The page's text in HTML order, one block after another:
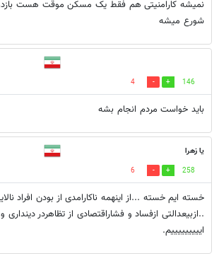
نمیشه کارامنیتی هم فقط یک مسکن موقت هست
شورع میشه
146
4
باید خواست مردم انجام بشه
یا زهرا
258
6
خسته ایم خسته .‌‌..از اینهمه ناکارامدی از بودن افراد
..ازبیعدالتی ازفساد و فشاراقتصادی از تظاهردر
ایییییییییم.